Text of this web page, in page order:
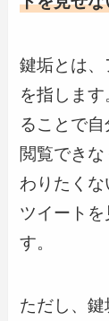
鍵垢とは
を指しま
ることで
閲覧でき
わりたくな
ツイート
す。
ただし、